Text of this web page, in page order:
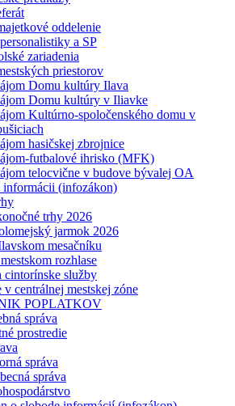
oddelenie
a SP
zariadenia
priestorov
Domu kultúry Ilava
Domu kultúry v Iliavke
Kultúrno-spoločenského domu v
hasičskej zbrojnice
futbalové ihrisko (MFK)
telocvične v budove bývalej OA
informácii (infozákon)
trhy 2026
jarmok 2026
mesačníku
rozhlase
cintorínske služby
v centrálnej mestskej zóne
POPLATKOV
správa
prostredie
správa
správa